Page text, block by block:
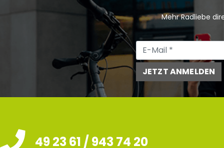
Mehr Radliebe
JETZT ANMELDEN
49 23 61 / 943 74 20